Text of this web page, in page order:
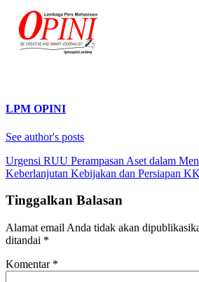
LPM OPINI
See author's posts
Navigasi
pos
Urgensi RUU Perampasan Aset dalam
Keberlanjutan Kebijakan dan Persiapan
Tinggalkan Balasan
Alamat email Anda tidak akan
ditandai *
Komentar *